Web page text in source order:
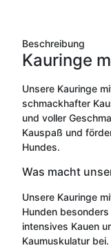
Beschreibung
Kauringe
Unsere Kauringe
schmackhafter
und voller
Kauspaß und
Hundes.
Was macht
Unsere Kauringe
Hunden
intensives Kauen
Kaumuskulatur